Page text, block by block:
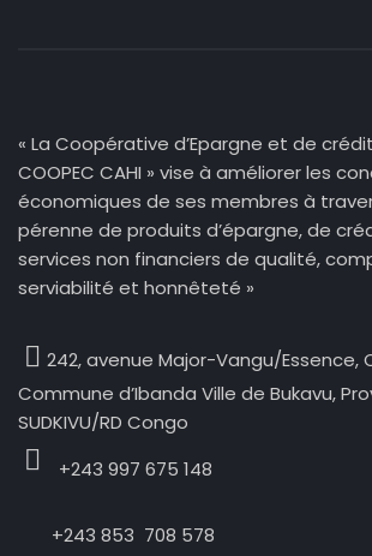
« La Coopérative d’Epargne et de
COOPEC CAHI » vise à améliorer les
économiques de ses membres à
pérenne de produits d’épargne, de
services non financiers de qualité,
serviabilité et honnêteté »
242, avenue Major-Vangu/Essence,
Commune d’Ibanda Ville de Bukavu,
SUDKIVU/RD Congo
+243 997 675 148
+243 853 708 578